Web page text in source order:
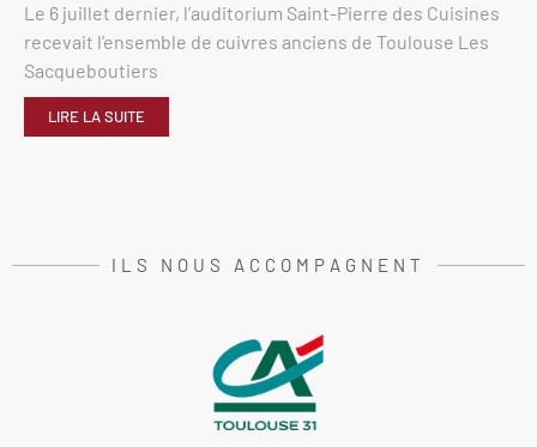
Le 6 juillet dernier, l’auditorium Saint-Pierre des Cuisines
recevait l’ensemble de cuivres anciens de Toulouse Les
Sacqueboutiers
LIRE LA SUITE
ILS NOUS ACCOMPAGNENT